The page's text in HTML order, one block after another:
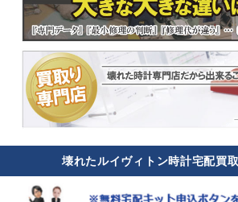
壊れたルイヴィトン時計宅配買